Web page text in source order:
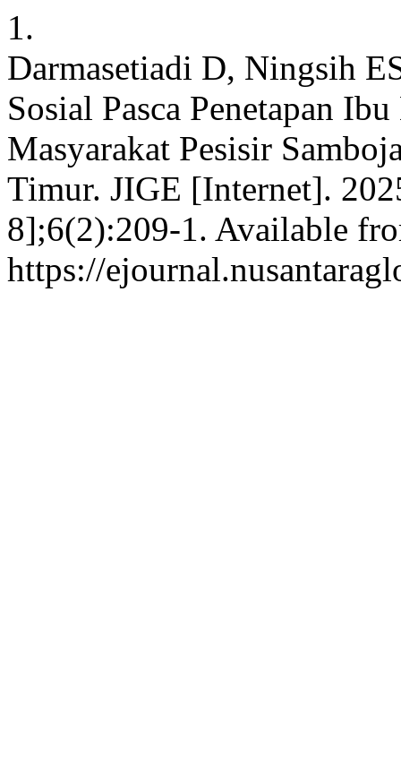
1.
Darmasetiadi D, Ningsih
Sosial Pasca Penetapan
Masyarakat Pesisir
Timur. JIGE [Internet].
8];6(2):209-1. Available
https://